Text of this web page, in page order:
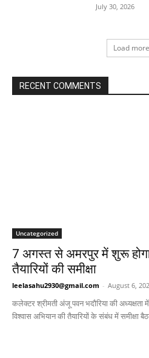
July 30, 2026
Load more
RECENT COMMENTS
Uncategorized
7 अगस्त से अमरपुर में शुरू
तैयारियों की समीक्षा
leelasahu2930@gmail.com - August 6,
कलेक्टर श्रीमती अंजू पवन भदौरिया की
विश्वास अभियान की तैयारियों के संबंध में समीक्षा